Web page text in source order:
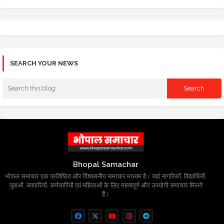
SEARCH YOUR NEWS
Bhopal Samachar
भोपाल समाचार एक प्रतिष्ठित और विश्वसनीय समाचार माध्यम है। यहां नागरिकों, विद्यार्थियों,
युवाओं, व्यापारियों, कर्मचारियों एवं महिलाओं के लिए महत्वपूर्ण और उपयोगी समाचार मिलते
हैं।